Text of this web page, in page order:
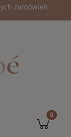
zamówień